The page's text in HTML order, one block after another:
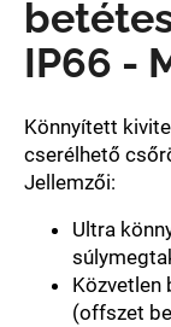
IP66 -
Könnyített
cserélhető
Jellemzői:
Ultra
Közvetlen
(offszet
A
á
n
l